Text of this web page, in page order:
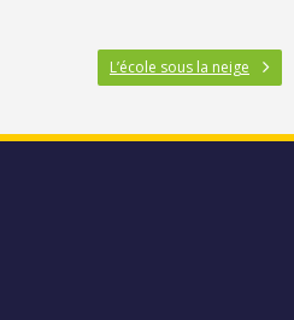
L’école sous la neige